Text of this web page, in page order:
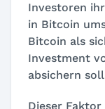
Investoren
in Bitcoin
Bitcoin als
Investment
absichern
Dieser